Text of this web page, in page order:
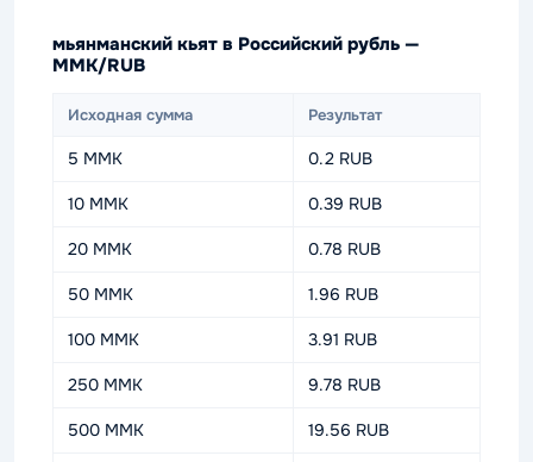
мьянманский кьят в Российский рубль —
MMK/RUB
Исходная сумма Результат
5 MMK 0.2 RUB
10 MMK 0.39 RUB
20 MMK 0.78 RUB
50 MMK 1.96 RUB
100 MMK 3.91 RUB
250 MMK 9.78 RUB
500 MMK 19.56 RUB